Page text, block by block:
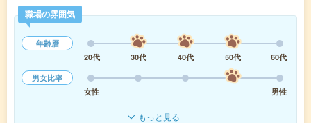
職場の雰囲気
年齢層
20代
30代 40代 50代
60代
男女比率
女性
男性
もっと見る